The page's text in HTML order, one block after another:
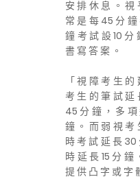
安 排 休 息 。 視
常 是 每 45 分
鐘 考 試 設 10 分
書 寫 答 案 。
「 視 障 考 生
考 生 的 筆 試 延
45 分 鐘 ， 多 項
鐘 。 而 弱 視 考
時 考 試 延 長 30
時 延 長 15 分 鐘
提 供 凸 字 或 字